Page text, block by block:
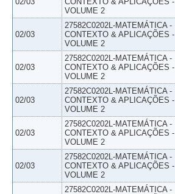
VOLUME 2
02/03
27582C0202L-MATEMÁTICA -
CONTEXTO & APLICAÇÕES -
VOLUME 2
02/03
27582C0202L-MATEMÁTICA -
CONTEXTO & APLICAÇÕES -
VOLUME 2
02/03
27582C0202L-MATEMÁTICA -
CONTEXTO & APLICAÇÕES -
VOLUME 2
02/03
27582C0202L-MATEMÁTICA -
CONTEXTO & APLICAÇÕES -
VOLUME 2
02/03
27582C0202L-MATEMÁTICA -
CONTEXTO & APLICAÇÕES -
VOLUME 2
27582C0202L-MATEMÁTICA -